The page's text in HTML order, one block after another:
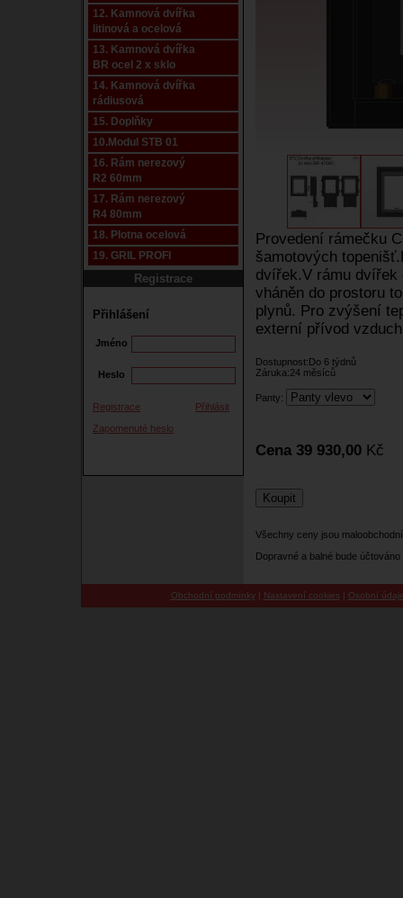
12. Kamnová dvířka
litinová a ocelová
13. Kamnová dvířka
BR ocel 2 x sklo
14. Kamnová dvířka
rádiusová
15. Doplňky
10.Modul STB 01
16. Rám nerezový
R2 60mm
17. Rám nerezový
R4 80mm
18. Plotna ocelová
19. GRIL PROFI
Registrace
Přihlášení
Jméno
Heslo
Registrace
Přihlásit
Zapomenuté heslo
Provedení rámečku
šamotových
dvířek.V rámu
vháněn do prostoru
plynů. Pro zvýšení
externí přívod
Dostupnost:Do 6 týdnů
Záruka:24 měsíců
Panty:
Cena 39 930,00 Kč
Všechny ceny jsou
Dopravné a balné bude
Obchodní podmínky| Nastavení cookies Osobní